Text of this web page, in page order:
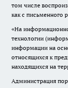
том числе
как с письменного
«На
технологии
информации на
относящихся к
находящихся на
Администрация